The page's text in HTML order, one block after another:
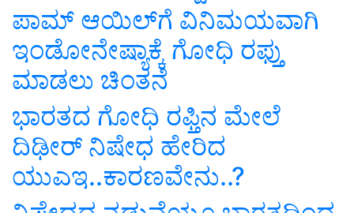
ಪಾಮ್ ಆಯಿಲ್‌ಗೆ ವಿನಿಮಯವಾಗಿ
ಇಂಡೋನೇಷ್ಯಾಕ್ಕೆ ಗೋಧಿ ರಫ್ತು
ಮಾಡಲು ಚಿಂತನೆ
ಭಾರತದ ಗೋಧಿ ರಫ್ತಿನ ಮೇಲೆ
ದಿಢೀರ್‌ ನಿಷೇಧ ಹೇರಿದ
ಯುಎಇ..ಕಾರಣವೇನು..?